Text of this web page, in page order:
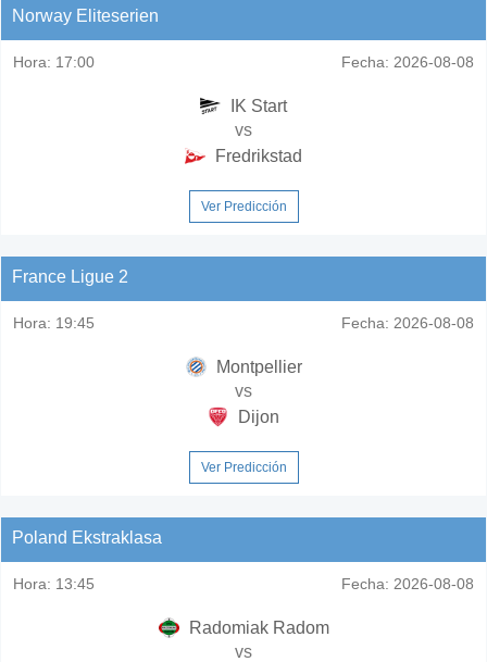
Norway Eliteserien
Hora: 17:00 Fecha: 2026-08-08
IK Start
vs
Fredrikstad
Ver Predicción
France Ligue 2
Hora: 19:45 Fecha: 2026-08-08
Montpellier
vs
Dijon
Ver Predicción
Poland Ekstraklasa
Hora: 13:45 Fecha: 2026-08-08
Radomiak Radom
vs